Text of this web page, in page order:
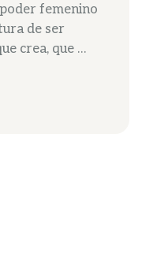
femenino
de ser
crea, que …